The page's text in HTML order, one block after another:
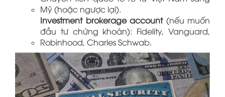
Mỹ (hoặc ngược lại).
Investment brokerage account(nếu muốn
đầu tư chứng khoán): Fidelity, Vanguard,
Robinhood, Charles Schwab.